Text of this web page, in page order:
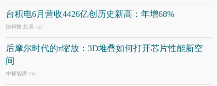
台积电6月营收4426亿创历史新高：年增68%
快科技 红茶 7/13
后摩尔时代的τ缩放：3D堆叠如何打开芯片性能新空
间
中移智库 7/10